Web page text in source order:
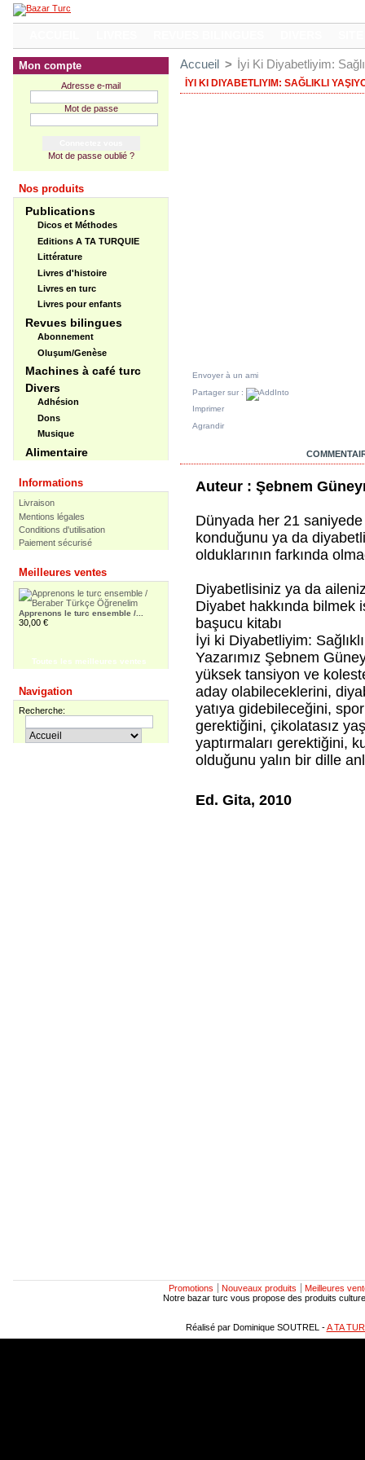
Mon compte
Adresse e-mail
Mot de passe
Mot de passe oublié ?
Nos produits
Publications
Dicos et Méthodes
Editions A TA TURQUIE
Littérature
Livres d'histoire
Livres en turc
Livres pour enfants
Revues bilingues
Abonnement
Oluşum/Genèse
Machines à café turc
Divers
Adhésion
Dons
Musique
Alimentaire
Informations
Livraison
Mentions légales
Conditions d'utilisation
Paiement sécurisé
Meilleures ventes
Apprenons le turc ensemble /...
30,00 €
55,00 €
Pir Sultan Abdal
16,00 €
Toutes les meilleures ventes
Navigation
Recherche:
Accueil > İyi Ki Diyabetliyim:
İYI KI DIYABETLIYIM: SAĞLIKLI
Envoyer à un ami
Partager sur :
Imprimer
Agrandir
Auteur : Şebnem
Dünyada her 21
konduğunu ya da
olduklarının farkında
Diyabetlisiniz ya da
Diyabet hakkında bilmek
başucu kitabı
İyi ki Diyabetliyim:
Yazarımız Şebnem
yüksek tansiyon ve
aday olabileceklerini,
yatıya gidebileceğini,
gerektiğini, çikolatasız
yaptırmaları gerektiğini,
olduğunu yalın bir dille
Ed. Gita, 2010
Promotions Nouveaux produits
Meilleures
Notre bazar turc vous propose des produits
Réalisé par Dominique SOUTREL -A TA